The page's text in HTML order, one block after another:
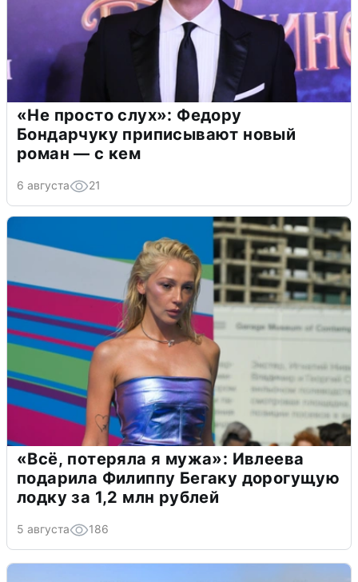
«Не просто слух»: Федору
Бондарчуку приписывают новый
роман — с кем
6 августа 21
«Всё, потеряла я мужа»: Ивлеева
подарила Филиппу Бегаку дорогущую
лодку за 1,2 млн рублей
5 августа 186